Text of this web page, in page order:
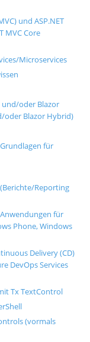
und ASP.NET
MVC Core
Microservices
und/oder Blazor
oder Blazor Hybrid)
für
Reporting
für
Phone, Windows
Delivery (CD)
DevOps Services
Tx TextControl
(vormals